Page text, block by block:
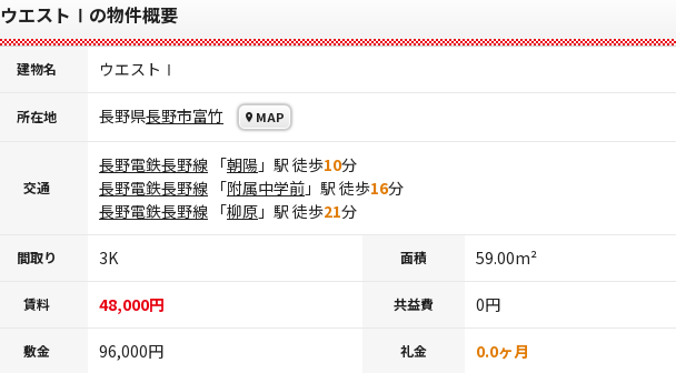
ウエストⅠの物件概要
建物名 ウエストⅠ
所在地 長野県長野市富竹 MAP
交通
長野電鉄長野線 「朝陽 」駅 徒歩10分
長野電鉄長野線 「附属中学前 」駅 徒歩16分
長野電鉄長野線 「柳原 」駅 徒歩21分
間取り 3K 面積 59.00m²
賃料 48,000円 共益費 0円
敷金 96,000円 礼金 0.0ヶ月